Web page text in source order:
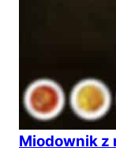
Miodownik z